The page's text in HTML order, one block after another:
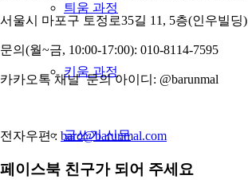
틔움 과정
키움 과정
글쓰기 신문
서울시 마포구 토정로35길 11, 5층(인우빌딩)
문의(월~금, 10:00-17:00): 010-8114-7595
카카오톡 채널 문의 아이디: @barunmal
전자우편 : baro@barunmal.com
페이스북 친구가 되어 주세요